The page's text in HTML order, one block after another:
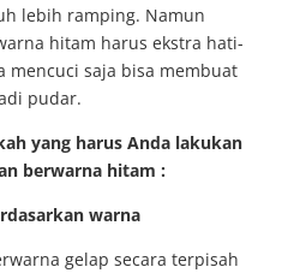
lebih ramping. Namun
hitam harus ekstra hati-
mencuci saja bisa membuat
pudar.
yang harus Anda lakukan
berwarna hitam :
warna
gelap secara terpisah